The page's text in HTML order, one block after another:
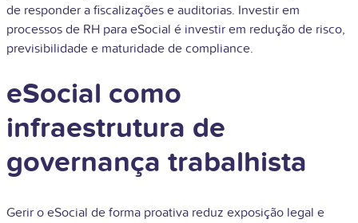
de responder a fiscalizações e auditorias. Investir em
processos de RH para eSocial é investir em redução de risco,
previsibilidade e maturidade de compliance.
eSocial como
infraestrutura de
governança trabalhista
Gerir o eSocial de forma proativa reduz exposição legal e